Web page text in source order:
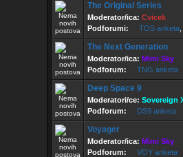
The Original Series
Moderator/ica: Cvicek
Podforumi:
TOS anketa
The Next Generation
Moderator/ica: Mimi Sky
Podforum:
TNG anketa
Deep Space 9
Moderatori/ce: Sovereign
Podforum:
DS9 anketa
Voyager
Moderator/ica: Mimi Sky
Podforum:
VOY anketa